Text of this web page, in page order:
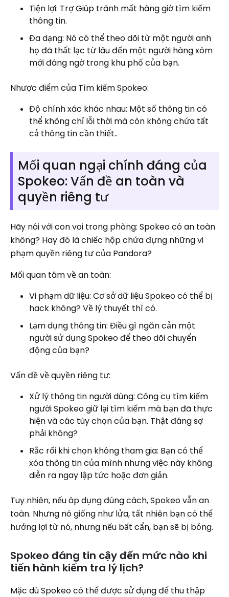
Tiện lợi: Trợ Giúp tránh mất hàng giờ tìm kiếm
thông tin.
Đa dạng: Nó có thể theo dõi từ một người anh
họ đã thất lạc từ lâu đến một người hàng xóm
mới đáng ngờ trong khu phố của bạn.
Nhược điểm của Tìm kiếm Spokeo:
Độ chính xác khác nhau: Một số thông tin có
thể không chỉ lỗi thời mà còn không chứa tất
cả thông tin cần thiết..
Mối quan ngại chính đáng của
Spokeo: Vấn đề an toàn và
quyền riêng tư
Hãy nói với con voi trong phòng: Spokeo có an toàn
không? Hay đó là chiếc hộp chứa đựng những vi
phạm quyền riêng tư của Pandora?
Mối quan tâm về an toàn:
Vi phạm dữ liệu: Cơ sở dữ liệu Spokeo có thể bị
hack không? Về lý thuyết thì có.
Lạm dụng thông tin: Điều gì ngăn cản một
người sử dụng Spokeo để theo dõi chuyển
động của bạn?
Vấn đề về quyền riêng tư:
Xử lý thông tin người dùng: Công cụ tìm kiếm
người Spokeo giữ lại tìm kiếm mà bạn đã thực
hiện và các tùy chọn của bạn. Thật đáng sợ
phải không?
Rắc rối khi chọn không tham gia: Bạn có thể
xóa thông tin của mình nhưng việc này không
diễn ra ngay lập tức hoặc đơn giản.
Tuy nhiên, nếu áp dụng đúng cách, Spokeo vẫn an
toàn. Nhưng nó giống như lửa, tất nhiên bạn có thể
hưởng lợi từ nó, nhưng nếu bất cẩn, bạn sẽ bị bỏng.
Spokeo đáng tin cậy đến mức nào khi
tiến hành kiểm tra lý lịch?
Mặc dù Spokeo có thể được sử dụng để thu thập